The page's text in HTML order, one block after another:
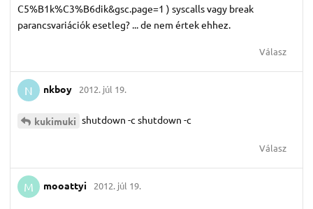
C5%B1k%C3%B6dik&gsc.page=1 ) syscalls vagy break
parancsvariációk esetleg? ... de nem értek ehhez.
Válasz
N nkboy 2012. júl 19.
kukimuki shutdown -c shutdown -c
Válasz
M mooattyi 2012. júl 19.